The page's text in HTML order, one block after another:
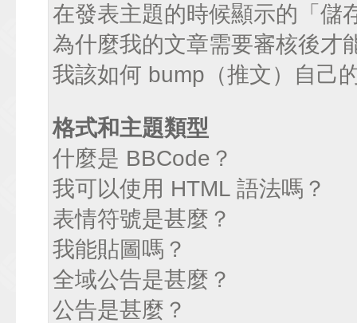
在發表主題的時候顯示的「儲
為什麼我的文章需要審核後才
我該如何 bump（推文）自己
格式和主題類型
什麼是 BBCode？
我可以使用 HTML 語法嗎？
表情符號是甚麼？
我能貼圖嗎？
全域公告是甚麼？
公告是甚麼？